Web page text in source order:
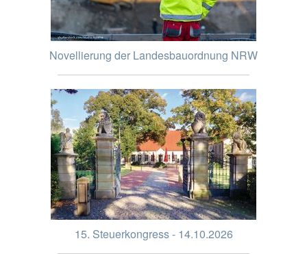
Novellierung der Landesbauordnung NRW
15. Steuerkongress - 14.10.2026